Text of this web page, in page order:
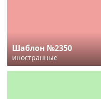
Шаблон №2350
иностранные